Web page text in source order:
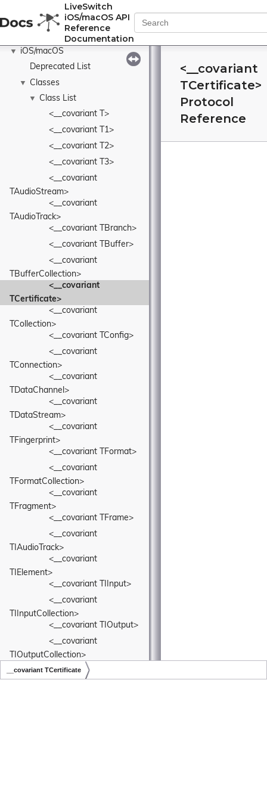
LiveSwitch
iOS/macOS API
Reference
Documentation
▼
iOS/macOS
Deprecated List
▼ Classes
▼
Class List
<__covariant T>
<__covariant T1>
<__covariant T2>
<__covariant T3>
<__covariant
TAudioStream>
<__covariant
TAudioTrack>
<__covariant TBranch>
<__covariant TBuffer>
<__covariant
TBufferCollection>
<__covariant
TCertificate>
<__covariant
TCollection>
<__covariant TConfig>
<__covariant
TConnection>
<__covariant
TDataChannel>
<__covariant
TDataStream>
<__covariant
TFingerprint>
<__covariant TFormat>
<__covariant
TFormatCollection>
<__covariant
TFragment>
<__covariant TFrame>
<__covariant
TIAudioTrack>
<__covariant
TIElement>
<__covariant TIInput>
<__covariant
TIInputCollection>
<__covariant TIOutput>
<__covariant
TIOutputCollection>
<__covariant
TIVideoTrack>
<__covariant
TCertificate>
Protocol
Reference
__covariant TCertificate